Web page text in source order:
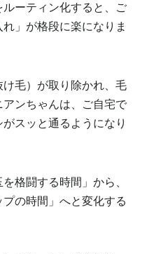
ルーティン化すると、ご
」が格段に楽になりま
毛）が取り除かれ、毛
ンちゃんは、ご自宅で
スッと通るようになり
格闘する時間」から、
プの時間」へと変化する